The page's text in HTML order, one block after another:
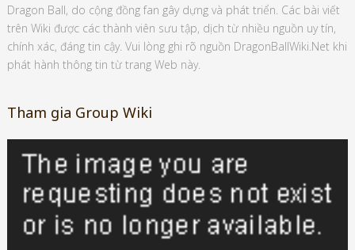
Dragon Ball, do cộng đồng fan gây dựng và phát triển. Các bài viết
trên Wiki được các thành viên sưu tập, dịch từ nhiều nguồn uy tín,
chính xác, đáng tin cậy. Vui lòng ghi rõ nguồn DragonBallWiki.Net khi
phát hành thông tin từ trang Web này.
Tham gia Group Wiki